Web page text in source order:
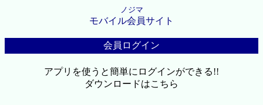
ノジマ
モバイル会員サイト
会員ログイン
アプリを使うと簡単にログインができる!!
ダウンロードはこちら